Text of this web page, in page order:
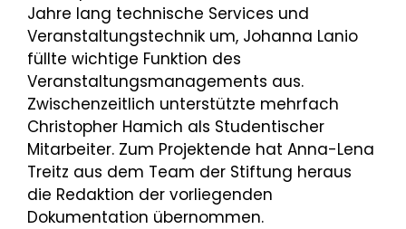
Jahre lang technische Services und
Veranstaltungstechnik um, Johanna Lanio
füllte wichtige Funktion des
Veranstaltungsmanagements aus.
Zwischenzeitlich unterstützte mehrfach
Christopher Hamich als Studentischer
Mitarbeiter. Zum Projektende hat Anna-Lena
Treitz aus dem Team der Stiftung heraus
die Redaktion der vorliegenden
Dokumentation übernommen.